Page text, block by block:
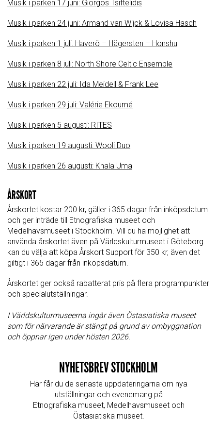
Musik i parken 17 juni: Giorgos Tsiftelidis
Musik i parken 24 juni: Armand van Wijck & Lovisa Hasch
Musik i parken 1 juli: Haverö – Hägersten – Honshu
Musik i parken 8 juli: North Shore Celtic Ensemble
Musik i parken 22 juli: Ida Meidell & Frank Lee
Musik i parken 29 juli: Valérie Ekoumé
Musik i parken 5 augusti: RITES
Musik i parken 19 augusti: Wooli Duo
Musik i parken 26 augusti: Khala Uma
ÅRSKORT
Årskortet kostar 200 kr, gäller i 365 dagar från inköpsdatum
och ger inträde till Etnografiska museet och
Medelhavsmuseet i Stockholm. Vill du ha möjlighet att
använda årskortet även på Världskulturmuseet i Göteborg
kan du välja att köpa Årskort Support för 350 kr, även det
giltigt i 365 dagar från inköpsdatum.
Årskortet ger också rabatterat pris på flera programpunkter
och specialutställningar.
I Världskulturmuseerna ingår även Östasiatiska museet
som för närvarande är stängt på grund av ombyggnation
och öppnar igen under hösten 2026.
NYHETSBREV STOCKHOLM
Här får du de senaste uppdateringarna om nya
utställningar och evenemang på
Etnografiska museet, Medelhavsmuseet och
Östasiatiska museet.